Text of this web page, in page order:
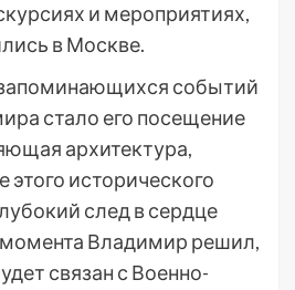
и мероприятиях,
в Москве.
событий
стало его посещение
архитектура,
этого исторического
след в сердце
момента Владимир решил,
связан с Военно-